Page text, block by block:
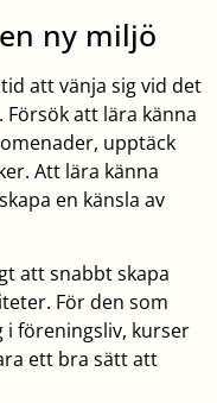
ny miljö
att vänja sig vid det
att lära känna
upptäck
Att lära känna
en känsla av
att snabbt skapa
För den som
i föreningsliv, kurser
ett bra sätt att